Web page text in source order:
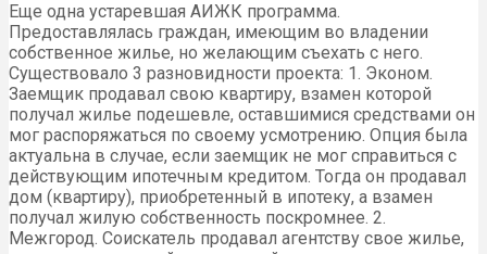
Еще одна устаревшая АИЖК программа.
Предоставлялась граждан, имеющим во владении
собственное жилье, но желающим съехать с него.
Существовало 3 разновидности проекта: 1. Эконом.
Заемщик продавал свою квартиру, взамен которой
получал жилье подешевле, оставшимися средствами он
мог распоряжаться по своему усмотрению. Опция была
актуальна в случае, если заемщик не мог справиться с
действующим ипотечным кредитом. Тогда он продавал
дом (квартиру), приобретенный в ипотеку, а взамен
получал жилую собственность поскромнее. 2.
Межгород. Соискатель продавал агентству свое жилье,